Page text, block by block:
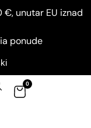
unutar EU iznad
ponude
0